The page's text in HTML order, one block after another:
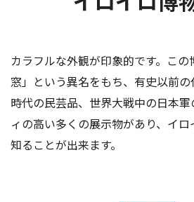
カラフルな外観が印象的です。こ
窓」という異名をもち、有史以前
時代の民芸品、世界大戦中の日本
ィの高い多くの展示物があり、イ
知ることが出来ます。